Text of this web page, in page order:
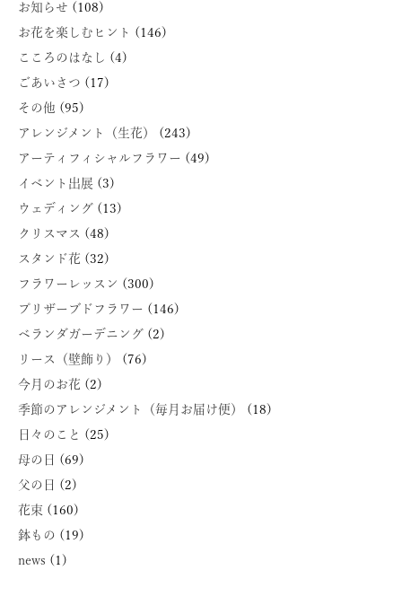
お知らせ (108)
お花を楽しむヒント
(146)
こころのはなし (4)
ごあいさつ (17)
その他 (95)
アレンジメント（生花）
(243)
アーティフィシャルフラワー (49)
イベント出展 (3)
ウェディング (13)
クリスマス (48)
スタンド花 (32)
フラワーレッスン (300)
プリザーブドフラワー (146)
ベランダガーデニング (2)
リース（壁飾り）
(76)
今月のお花 (2)
季節のアレンジメント（毎月お届け便）
(18)
日々のこと
(25)
母の日
(69)
父の日
(2)
花束 (160)
鉢もの (19)
news (1)